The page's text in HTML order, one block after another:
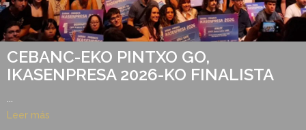
CEBANC-EKO PINTXO GO,
IKASENPRESA 2026-KO FINALISTA
...
Leer más